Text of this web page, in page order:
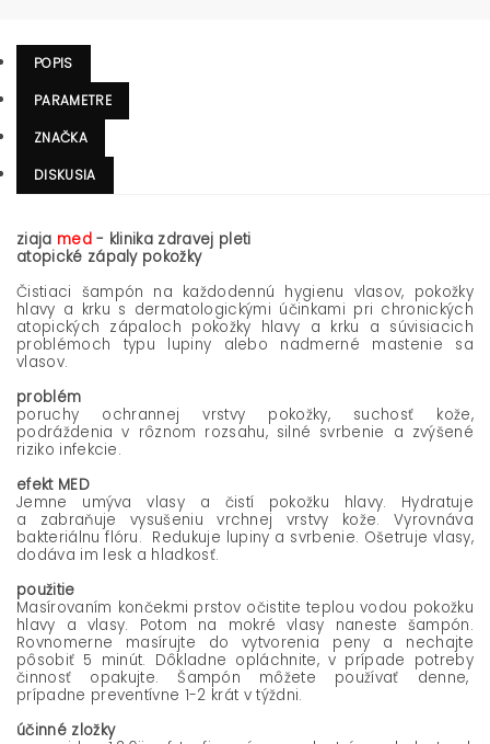
POPIS
PARAMETRE
ZNAČKA
DISKUSIA
ziaja med- klinika zdravej pleti
atopické zápaly pokožky
Čistiaci šampón na každodennú hygienu vlasov, pokožky
hlavy a krku s dermatologickými účinkami pri chronických
atopických zápaloch pokožky hlavy a krku a súvisiacich
problémoch typu lupiny alebo nadmerné mastenie sa
vlasov.
problém
poruchy ochrannej vrstvy pokožky, suchosť kože,
podráždenia v rôznom rozsahu, silné svrbenie a zvýšené
riziko infekcie.
efekt MED
Jemne umýva vlasy a čistí pokožku hlavy. Hydratuje
a zabraňuje vysušeniu vrchnej vrstvy kože. Vyrovnáva
bakteriálnu flóru. Redukuje lupiny a svrbenie. Ošetruje vlasy,
dodáva im lesk a hladkosť.
použitie
Masírovaním končekmi prstov očistite teplou vodou pokožku
hlavy a vlasy. Potom na mokré vlasy naneste šampón.
Rovnomerne masírujte do vytvorenia peny a nechajte
pôsobiť 5 minút. Dôkladne opláchnite, v prípade potreby
činnosť opakujte. Šampón môžete používať denne,
prípadne preventívne 1-2 krát v týždni.
účinné zložky